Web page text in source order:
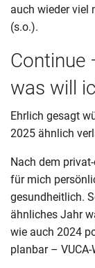
auch wieder viel
(s.o.).
Continue
was will
Ehrlich gesagt
2025 ähnlich
Nach dem
für mich
gesundheitlich.
ähnliches Jahr
wie auch 2024
planbar –